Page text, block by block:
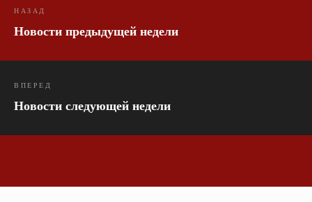
НАЗАД
Новости предыдущей недели
ВПЕРЕД
Новости следующей недели